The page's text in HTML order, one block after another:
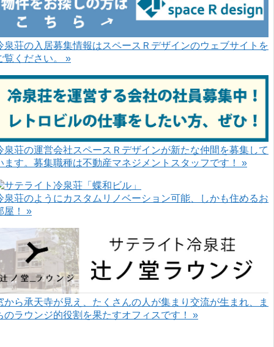
泉荘の入居募集情報はスペースＲデザインのウェブサイトを
覧ください。 »
泉荘の運営会社スペースＲデザインが新たな仲間を募集して
ます。募集職種は不動産マネジメントスタッフです！ »
泉荘のようにカスタムリノベーション可能、しかも住めるお
屋！ »
から承天寺が見え、たくさんの人が集まり交流が生まれ、ま
のラウンジ的役割を果たすオフィスです！ »